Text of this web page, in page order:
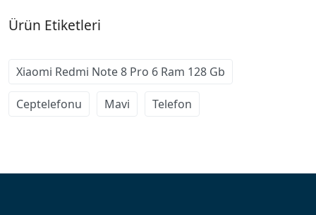
Ürün Etiketleri
Xiaomi Redmi Note 8 Pro 6 Ram 128 Gb
Ceptelefonu Mavi Telefon